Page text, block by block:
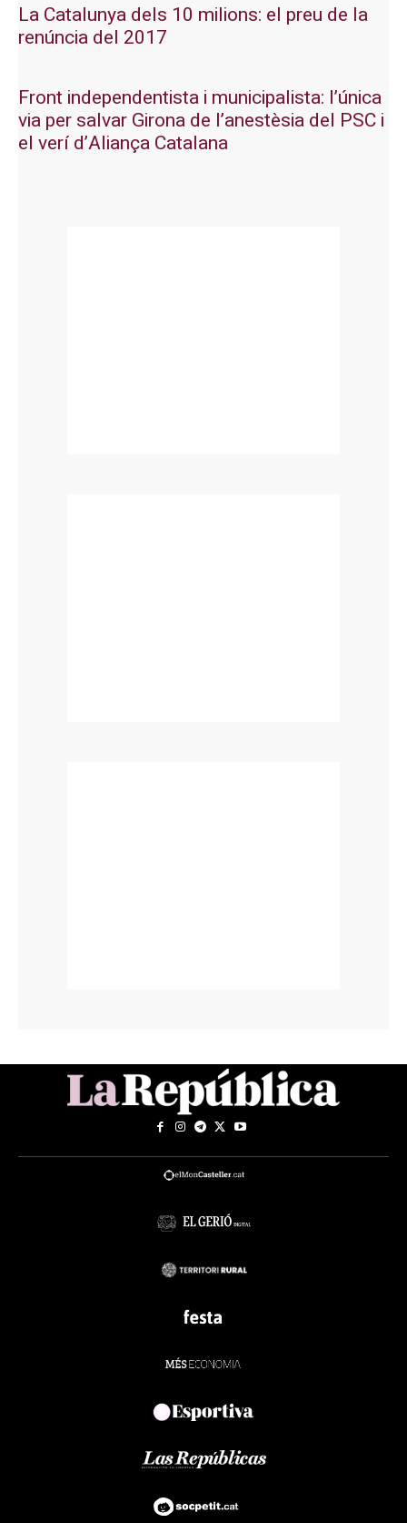
La Catalunya dels 10 milions: el preu de la
renúncia del 2017
Front independentista i municipalista: l’única
via per salvar Girona de l’anestèsia del PSC i
el verí d’Aliança Catalana